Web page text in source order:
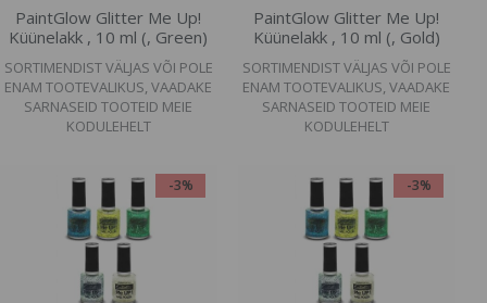
PaintGlow Glitter Me Up!
Küünelakk , 10 ml (, Green)
SORTIMENDIST VÄLJAS VÕI POLE
ENAM TOOTEVALIKUS, VAADAKE
SARNASEID TOOTEID MEIE
KODULEHELT
PaintGlow Glitter Me Up!
Küünelakk , 10 ml (, Gold)
SORTIMENDIST VÄLJAS VÕI POLE
ENAM TOOTEVALIKUS, VAADAKE
SARNASEID TOOTEID MEIE
KODULEHELT
-3% -3%